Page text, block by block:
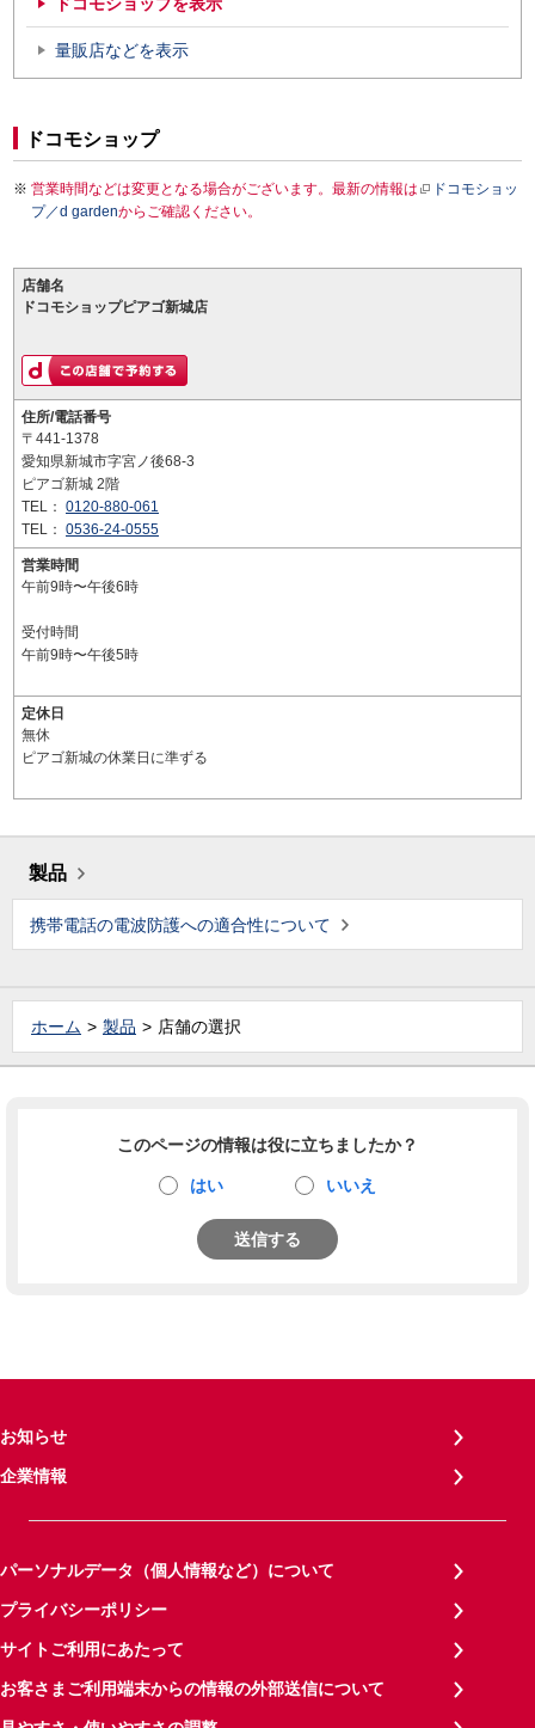
量販店などを表示
ドコモショップ
営業時間などは変更となる場合がございます。最新の情報は
ドコモショッ
プ／d gardenからご確認ください。
店舗名
ドコモショップピアゴ新城店
住所/電話番号
〒441-1378
愛知県新城市字宮ノ後68-3
ピアゴ新城 2階
TEL： 0120-880-061
TEL： 0536-24-0555
営業時間
午前9時〜午後6時
受付時間
午前9時〜午後5時
定休日
無休
ピアゴ新城の休業日に準ずる
製品
携帯電話の電波防護への適合性について
ホーム 製品 店舗の選択
このページの情報は役に立ちましたか？
はい いいえ
送信する
お知らせ
企業情報
パーソナルデータ（個人情報など）について
プライバシーポリシー
サイトご利用にあたって
お客さまご利用端末からの情報の外部送信について